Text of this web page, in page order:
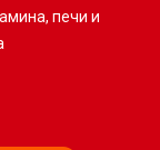
печи и